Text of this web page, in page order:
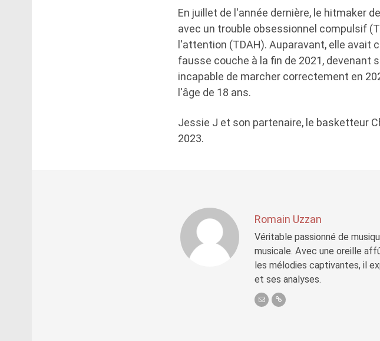
En juillet de l'année dernière, le hitmaker
avec un trouble obsessionnel compulsif
l'attention (TDAH). Auparavant, elle avait
fausse couche à la fin de 2021, devenant
incapable de marcher correctement en
l'âge de 18 ans.
Jessie J et son partenaire, le basketteur
2023.
Romain Uzzan
Véritable passionné de
musicale. Avec une oreille
les mélodies captivantes, il
et ses analyses.